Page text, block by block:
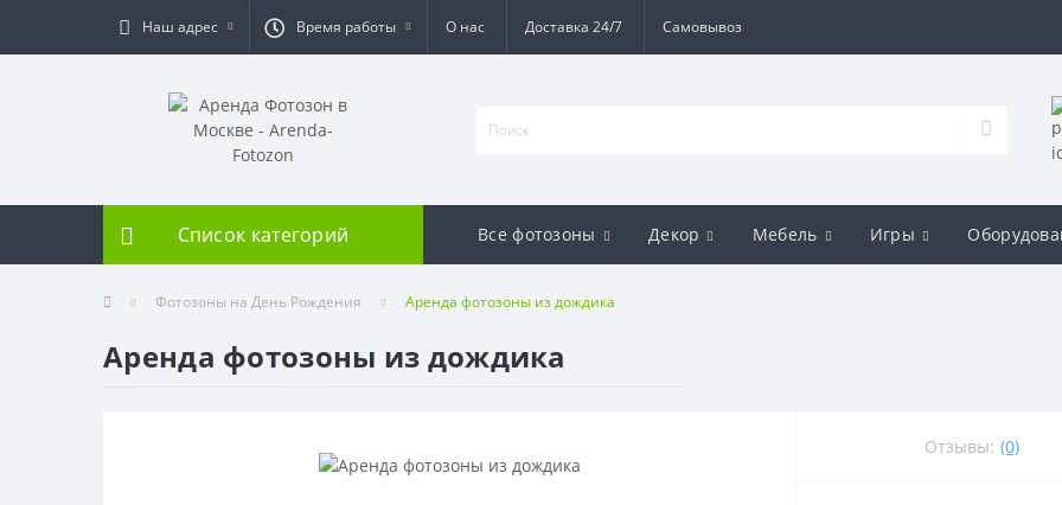
Наш адрес Время работы О нас Доставка 24/7 Самовывоз
Список категорий Все фотозоны Декор Мебель Игры
Фотозоны на День Рождения Аренда фотозоны из дождика
Аренда фотозоны из дождика
Отзывы: (0)